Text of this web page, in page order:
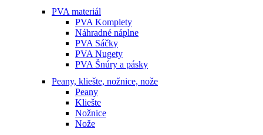
PVA materiál
PVA Komplety
Náhradné náplne
PVA Sáčky
PVA Nugety
PVA Šnúry a pásky
Peany, kliešte, nožnice, nože
Peany
Kliešte
Nožnice
Nože